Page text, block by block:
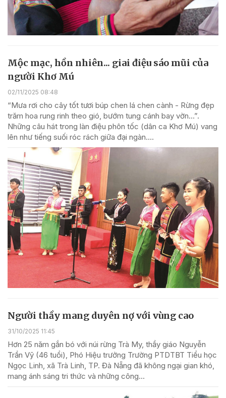
Mộc mạc, hồn nhiên... giai điệu sáo mũi của
người Khơ Mú
02/11/2025 08:48
“Mưa rơi cho cây tốt tươi búp chen lá chen cành - Rừng đẹp
trăm hoa rung rinh theo gió, bướm tung cánh bay vờn…”.
Những câu hát trong làn điệu phôn tốc (dân ca Khơ Mú) vang
lên như tiếng suối róc rách giữa đại ngàn....
Người thầy mang duyên nợ với vùng cao
31/10/2025 11:45
Hơn 25 năm gắn bó với núi rừng Trà My, thầy giáo Nguyễn
Trần Vỹ (46 tuổi), Phó Hiệu trưởng Trường PTDTBT Tiểu học
Ngọc Linh, xã Trà Linh, TP. Đà Nẵng đã không ngại gian khó,
mang ánh sáng tri thức và những công...